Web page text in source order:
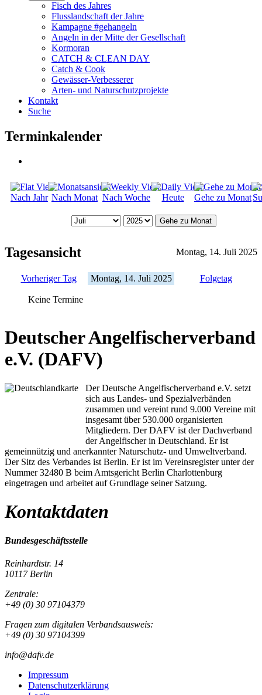
Fisch des Jahres
Flusslandschaft der Jahre
Kampagne #gehangeln
Angeln in der Mitte der Gesellschaft
Kormoran
CATCH & CLEAN DAY
Catch & Cook
Gewässer-Verbesserer
Arten- und Naturschutzprojekte
Kontakt
Suche
Terminkalender
Nach Jahr Nach Monat Nach Woche Heute Gehe zu Monat
Gehe zu Monat
Tagesansicht Montag, 14. Juli 2025
Vorheriger Tag Montag, 14. Juli 2025 Folgetag
Keine Termine
Deutscher Angelfischerverband
e.V. (DAFV)
Der Deutsche Angelfischerverband e.V. setzt
sich aus Landes- und Spezialverbänden
zusammen und vereint rund 9.000 Vereine mit
insgesamt über 530.000 organisierten
Mitgliedern. Der DAFV ist der Dachverband
der Angelfischer in Deutschland. Er ist
gemeinnützig und anerkannter Naturschutz- und Umweltverband.
Der Sitz des Verbandes ist Berlin. Er ist im Vereinsregister unter der
Nummer 32480 B beim Amtsgericht Berlin Charlottenburg
eingetragen und arbeitet auf Grundlage seiner Satzung.
Kontaktdaten
Bundesgeschäftsstelle
Reinhardtstr. 14
10117 Berlin
Zentrale:
+49 (0) 30 97104379
Fragen zum digitalen Verbandsausweis:
+49 (0) 30 97104399
info@dafv.de
Impressum
Datenschutzerklärung